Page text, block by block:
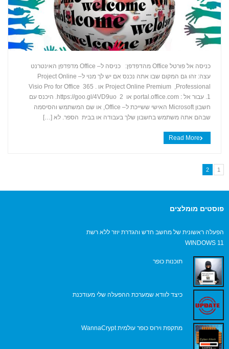
+
כניסה אל פורטל Office מהדפדפן: כניסה ל– Office מדפדפן האינטרנט
עצה: זהו גם המקום שבו אתה נכנס אם יש לך מנוי ל– Project Online
Professional,‏ Project Online Premium או .Visio Pro for Office 365
1. עבור אל : portal.office.com או https://goo.gl/4VD9uo 2. היכנס עם
חשבון Microsoft האישי ששייכת ל– Office, או שם המשתמש והסיסמה
שבהם אתה משתמש בחשבון שלך בעבודה או בבית הספר. לא […]
Read More
1
2
פוסטים מומלצים
הפעלה ראשונית של מחשב חדש והגדרת יוזר ללא רשת
WINDOWS 11
תוכנות כופר
כיצד לוודא שמערכת ההפעלה שלי מעודכנת
מתקפת וירוס כופר עולמית WannaCrypt